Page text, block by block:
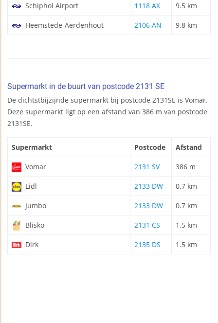
Schiphol Airport 1118 AX 9.5 km
Heemstede-Aerdenhout 2106 AN 9.8 km
Supermarkt in de buurt van postcode 2131 SE
De dichtstbijzijnde supermarkt bij postcode 2131SE is Vomar.
Deze supermarkt ligt op een afstand van 386 m van postcode
2131SE.
Supermarkt Postcode Afstand
Vomar 2131 SV 386 m
Lidl 2133 DW 0.7 km
Jumbo 2133 DW 0.7 km
Blisko 2131 CS 1.5 km
Dirk 2135 DS 1.5 km